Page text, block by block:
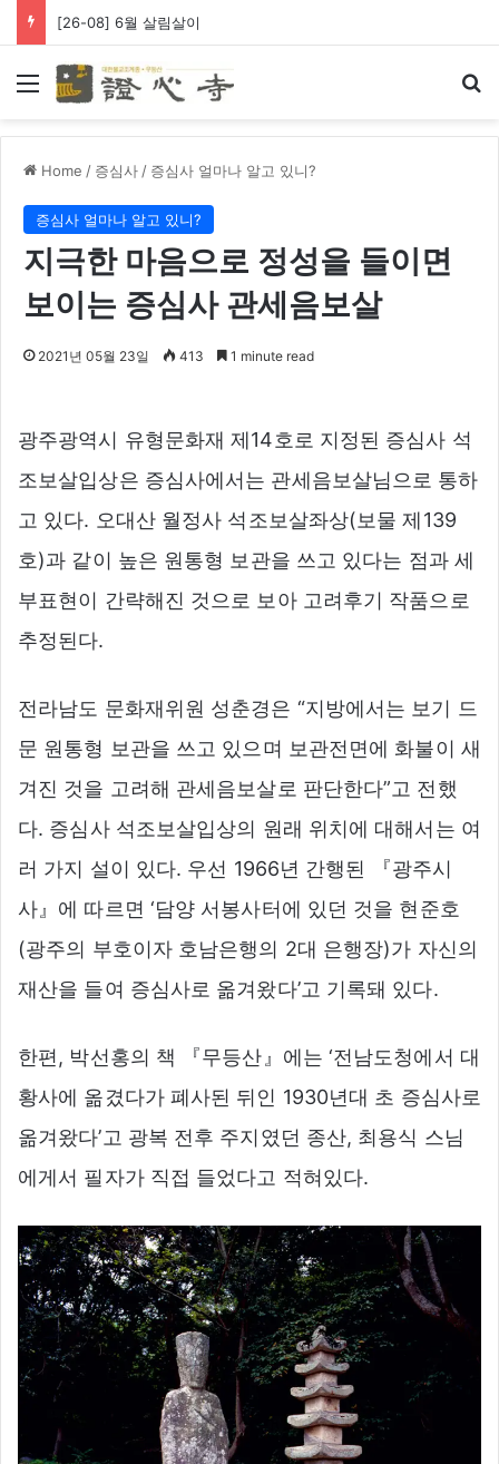
[26-08] 6월 살림살이
Menu
Home / 증심사 / 증심사 얼마나 알고 있니?
증심사 얼마나 알고 있니?
지극한 마음으로 정성을 들이면
보이는 증심사 관세음보살
2021년 05월 23일 413 1 minute read
광주광역시 유형문화재 제14호로 지정된 증심사 석
조보살입상은 증심사에서는 관세음보살님으로 통하
고 있다. 오대산 월정사 석조보살좌상(보물 제139
호)과 같이 높은 원통형 보관을 쓰고 있다는 점과 세
부표현이 간략해진 것으로 보아 고려후기 작품으로
추정된다.
전라남도 문화재위원 성춘경은 “지방에서는 보기 드
문 원통형 보관을 쓰고 있으며 보관전면에 화불이 새
겨진 것을 고려해 관세음보살로 판단한다”고 전했
다. 증심사 석조보살입상의 원래 위치에 대해서는 여
러 가지 설이 있다. 우선 1966년 간행된 『광주시
사』에 따르면 ‘담양 서봉사터에 있던 것을 현준호
(광주의 부호이자 호남은행의 2대 은행장)가 자신의
재산을 들여 증심사로 옮겨왔다’고 기록돼 있다.
한편, 박선홍의 책 『무등산』에는 ‘전남도청에서 대
황사에 옮겼다가 폐사된 뒤인 1930년대 초 증심사로
옮겨왔다’고 광복 전후 주지였던 종산, 최용식 스님
에게서 필자가 직접 들었다고 적혀있다.